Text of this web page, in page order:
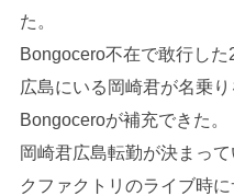
た。
Bongocero不在で敢行し
広島にいる岡崎君が名乗
Bongoceroが補充できた。
岡崎君広島転勤が決まっ
クファクトリのライブ時に